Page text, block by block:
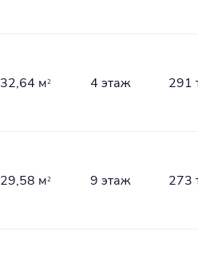
32,64 м2 4 этаж 291
29,58 м2 9 этаж 273